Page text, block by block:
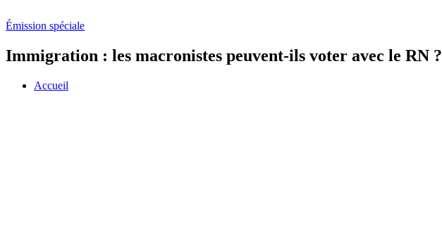
Émission spéciale
Immigration : les macronistes peuvent-ils voter avec le RN ?
Accueil